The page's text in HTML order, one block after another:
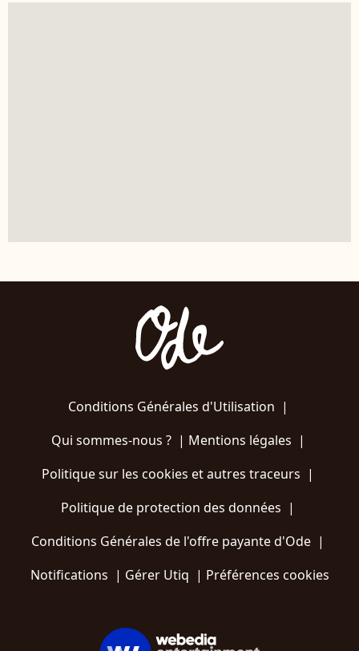
Conditions Générales d'Utilisation |
Qui sommes-nous ?| Mentions légales |
Politique sur les cookies et autres traceurs |
Politique de protection des données |
Conditions Générales de l'offre payante d'Ode |
Notifications | Gérer Utiq | Préférences cookies